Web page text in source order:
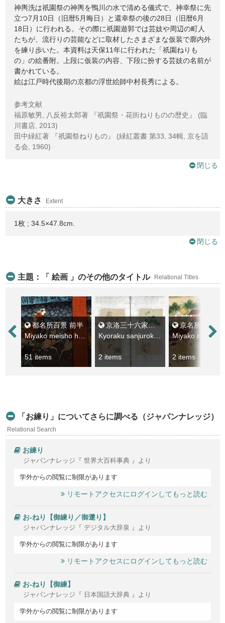
神輿洗は祇園祭の神輿を鴨川の水で清める儀式で、神幸祭に先
立つ7月10日（旧暦5月晦日）と還幸祭の後の28日（旧暦6月
18日）に行われる。その際に祇園遊郭では芸妓や周辺の町人
たちが、流行りの芸能などに取材したさまざまな仮装で廓内外
を練り歩いた。本資料は天保11年に行われた「祇園ねりも
の」の絵番附。上段に仮装の内容、下段に扮する芸妓の名前が
書かれている。
絵は江戸時代後期の京都の浮世絵師中村長秀による。
参考文献
福原敏男, 八反裕太郎著 『祇園祭・花街ねりものの歴史』 (臨
川書店, 2013)
田中緑紅著 『祇園祭ねりもの』 (緑紅叢書 第33, 34輯, 京を語
る会, 1960)
閉じる
大きさ Extent
1枚 ; 34.5×47.8cm.
閉じる
主題：「 絵画 」のその他のタイトル Relational Titles
都名所百景 前半
51 items
京洛三十六家山水花鳥人物図貼交屏風
Kyoraku sanjurokke sansui kacho jimbutsuzu harimaze byobu
2 items
京名所
Miyako meisho
2 items
「お練り」についてさらに調べる（ジャパンナレッジ）
Relational Search
お練り
ジャパンナレッジ『 世界大百科事典 』より
学外からの閲覧に制限があります
リモートアクセスにログインしてもっと読む
お‐ねり【御練り／御邌り】
ジャパンナレッジ『 デジタル大辞泉 』より
学外からの閲覧に制限があります
リモートアクセスにログインしてもっと読む
お‐ねり【御練】
ジャパンナレッジ『 日本国語大辞典 』より
学外からの閲覧に制限があります